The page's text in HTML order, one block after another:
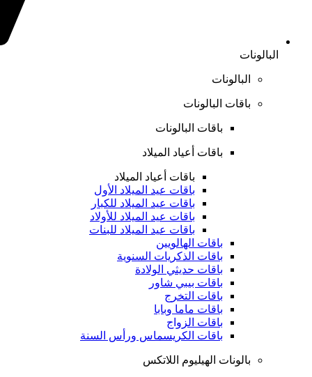
البالونات
البالونات
باقات البالونات
باقات البالونات
باقات أعياد الميلاد
باقات أعياد الميلاد
باقات عيد الميلاد الأول
باقات عيد الميلاد للكبار
باقات عيد الميلاد للأولاد
باقات عيد الميلاد للبنات
باقات الهالويين
باقات الذكريات السنوية
باقات حديثي الولادة
باقات بيبي شاور
باقات التخرج
باقات ماما وبابا
باقات الزواج
باقات الكريسماس ورأس السنة
بالونات الهيليوم اللاتكس